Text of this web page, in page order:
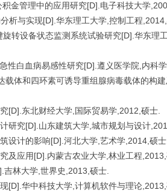
金管理中的应用研究[D].电子科技大学
析与实现[D].华东理工大学,控制工程,2014,
转设备状态监测系统试验研究[D].华东理
性白血病易感性研究[D].遵义医学院,内科
载体和四环素可诱导重组腺病毒载体的构
[D].东北财经大学,国际贸易学,2012,硕士.
研究[D].山东建筑大学,城市规划与设计
设计的影响[D].河北大学,艺术学,2014,硕士.
及应用[D].内蒙古农业大学,林业工程,2013,
林大学,世界史,2013,硕士.
[D].华中科技大学,计算机软件与理论,2013,